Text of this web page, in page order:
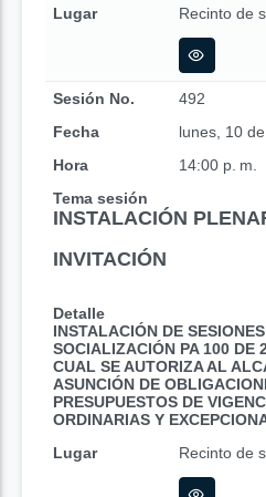
Lugar Recinto de
Sesión No.
492
Fecha
lunes, 10
Hora
14:00 p. m.
Tema sesión
INSTALACIÓN
INVITACIÓN
Detalle
INSTALACIÓN DE
SOCIALIZACIÓN PA 100 DE
CUAL SE AUTORIZA AL
ASUNCIÓN DE
PRESUPUESTOS DE
ORDINARIAS Y
Lugar
Recinto de